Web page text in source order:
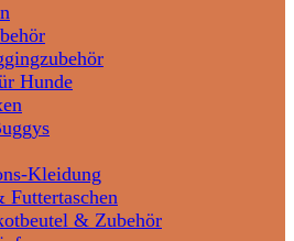
Hunde
Kleidung
Futtertaschen
& Zubehör